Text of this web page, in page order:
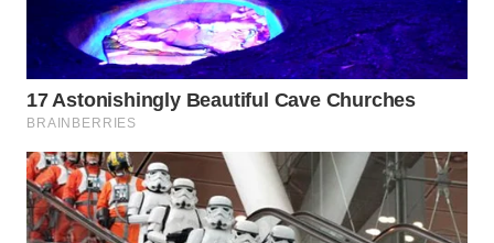
KARAWANG
WN
BEKASI
WN
BOGOR
WN